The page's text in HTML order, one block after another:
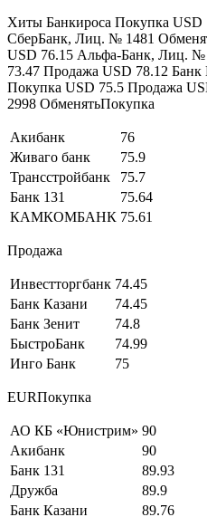
Хиты Банкироса Покупка USD
СберБанк, Лиц. № 1481
USD 76.15 Альфа-Банк, Лиц.
73.47 Продажа USD 78.12
Покупка USD 75.5 Продажа
2998 ОбменятьПокупка
Акибанк
76
Живаго банк
75.9
Трансстройбанк
75.7
Банк 131
75.64
КАМКОМБАНК 75.61
Продажа
Инвестторгбанк 74.45
Банк Казани
74.45
Банк Зенит
74.8
БыстроБанк
74.99
Инго Банк
75
EURПокупка
АО КБ «Юнистрим» 90
Акибанк
90
Банк 131
89.93
Дружба
89.9
Банк Казани
89.76